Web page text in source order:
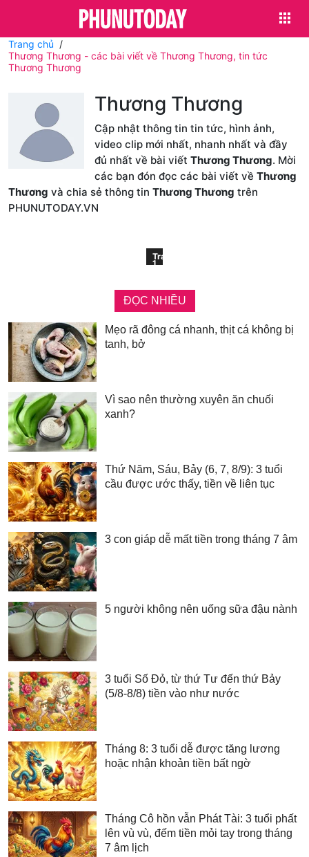
Trang chủ
Thương Thương - các bài viết về Thương Thương, tin tức
Thương Thương
Thương Thương
Cập nhật thông tin tin tức, hình ảnh,
video clip mới nhất, nhanh nhất và đầy
đủ nhất về bài viết Thương Thương. Mời
các bạn đón đọc các bài viết về Thương
Thương và chia sẻ thông tin Thương Thương trên
PHUNUTODAY.VN
Trang
1
ĐỌC NHIỀU
Mẹo rã đông cá nhanh, thịt cá không bị
tanh, bở
Vì sao nên thường xuyên ăn chuối
xanh?
Thứ Năm, Sáu, Bảy (6, 7, 8/9): 3 tuổi
cầu được ước thấy, tiền về liên tục
3 con giáp dễ mất tiền trong tháng 7 âm
5 người không nên uống sữa đậu nành
3 tuổi Số Đỏ, từ thứ Tư đến thứ Bảy
(5/8-8/8) tiền vào như nước
Tháng 8: 3 tuổi dễ được tăng lương
hoặc nhận khoản tiền bất ngờ
Tháng Cô hồn vẫn Phát Tài: 3 tuổi phất
lên vù vù, đếm tiền mỏi tay trong tháng
7 âm lịch